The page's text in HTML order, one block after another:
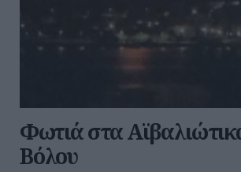
Φωτιά στα
Βόλου